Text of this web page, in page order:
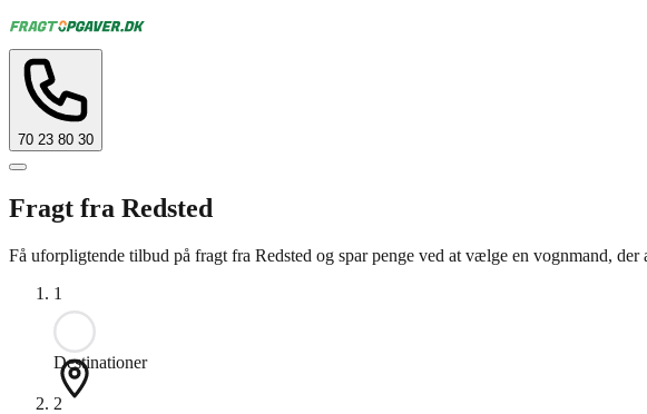
70 23 80 30
Fragt fra Redsted
Få uforpligtende tilbud på fragt fra Redsted og spar penge ved at vælge en vognmand,
1
Destinationer
2